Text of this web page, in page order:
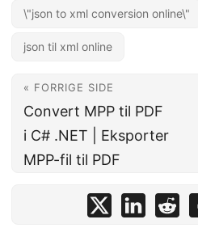
\"json to xml conversion online\"
json til xml online
« FORRIGE SIDE
Convert MPP til PDF
i C# .NET | Eksporter
MPP-fil til PDF